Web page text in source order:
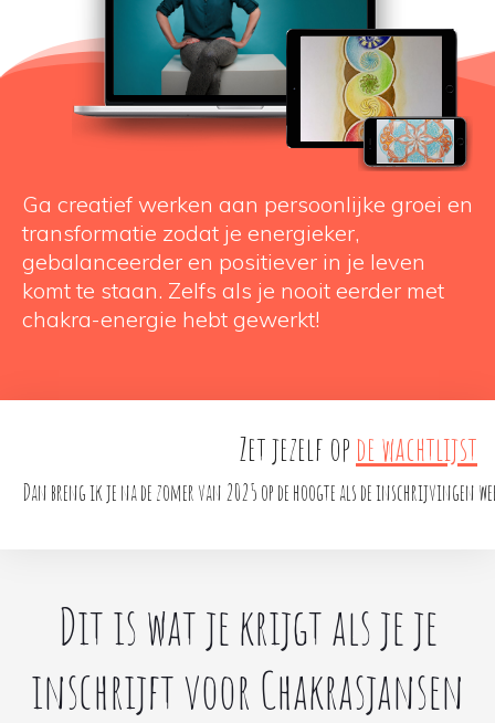
Ga creatief werken aan persoonlijke groei en
transformatie zodat je energieker,
gebalanceerder en positiever in je leven
komt te staan. Zelfs als je nooit eerder met
chakra-energie hebt gewerkt!
Zet jezelf op de wachtlijst
Dan breng ik je na de zomer van 2025 op de hoogte als de inschrijvingen
Dit is wat je krijgt als je je
inschrijft voor Chakrasjansen